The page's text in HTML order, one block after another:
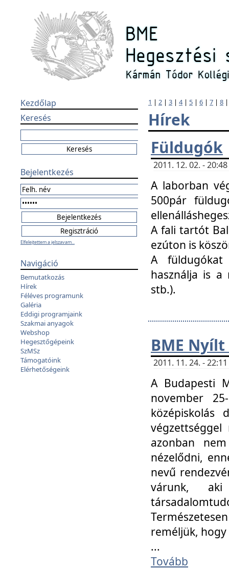
Kezdőlap
Keresés
Bejelentkezés
Elfelejtettem a jelszavam...
Navigáció
Bemutatkozás
Hírek
Féléves programunk
Galéria
Eddigi programjaink
Szakmai anyagok
Webshop
Hegesztőgépeink
SzMSz
Támogatóink
Elérhetőségeink
1 | 2 | 3 | 4| 5 | 6 | 7 | 8
Hírek
Füldugók
2011. 12. 02. -
A laborban
500pár
A fali tartót
ezúton is
A füldugókat
használja is a
stb.).
BME
2011. 11. 24. -
A Budapesti
november
középiskolás
azonban
nézelődni,
nevű
várunk, aki
reméljük,
...
Tovább